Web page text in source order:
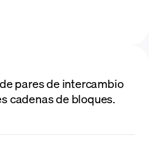
pares de intercambio
cadenas de bloques.